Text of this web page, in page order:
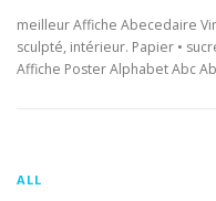
meilleur Affiche Abecedaire
sculpté, intérieur. Papier •
Affiche Poster Alphabet Abc
ALL